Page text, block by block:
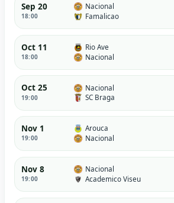
Sep 20
18:00
Nacional
Famalicao
Oct 11
18:00
Rio Ave
Nacional
Oct 25
19:00
Nacional
SC Braga
Nov 1
19:00
Arouca
Nacional
Nov 8
19:00
Nacional
Academico Viseu